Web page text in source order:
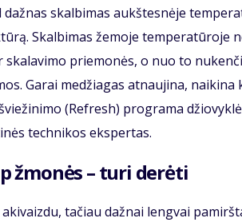
dažnas skalbimas aukštesnėje
Skalbimas žemoje temperatūroje
priemonės, o nuo to
Garai medžiagas atnaujina, naikina
(Refresh) programa
technikos ekspertas.
žmonės – turi derėti
tačiau dažnai lengvai